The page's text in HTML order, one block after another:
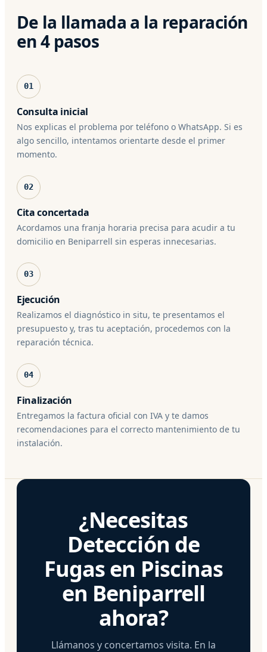
De la llamada a la reparación
en 4 pasos
01
Consulta inicial
Nos explicas el problema por teléfono o WhatsApp. Si es
algo sencillo, intentamos orientarte desde el primer
momento.
02
Cita concertada
Acordamos una franja horaria precisa para acudir a tu
domicilio en Beniparrell sin esperas innecesarias.
03
Ejecución
Realizamos el diagnóstico in situ, te presentamos el
presupuesto y, tras tu aceptación, procedemos con la
reparación técnica.
04
Finalización
Entregamos la factura oficial con IVA y te damos
recomendaciones para el correcto mantenimiento de tu
instalación.
¿Necesitas
Detección de
Fugas en Piscinas
en Beniparrell
ahora?
Llámanos y concertamos visita. En la